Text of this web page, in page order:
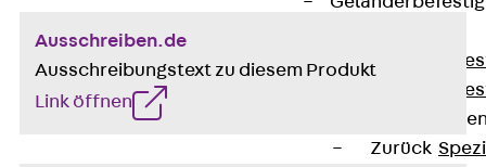
Zurück
Ausschreiben.de
Ausschreibungstext zu diesem Produkt
Link öffnen